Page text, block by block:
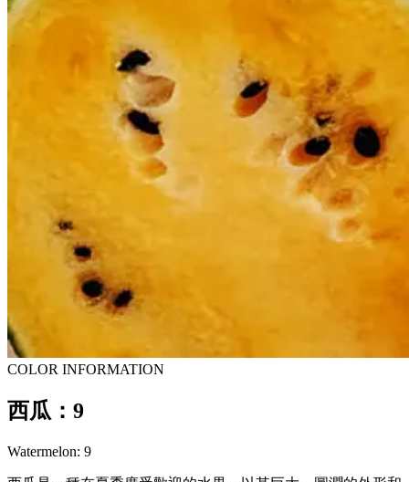
COLOR INFORMATION
西瓜：9
Watermelon: 9